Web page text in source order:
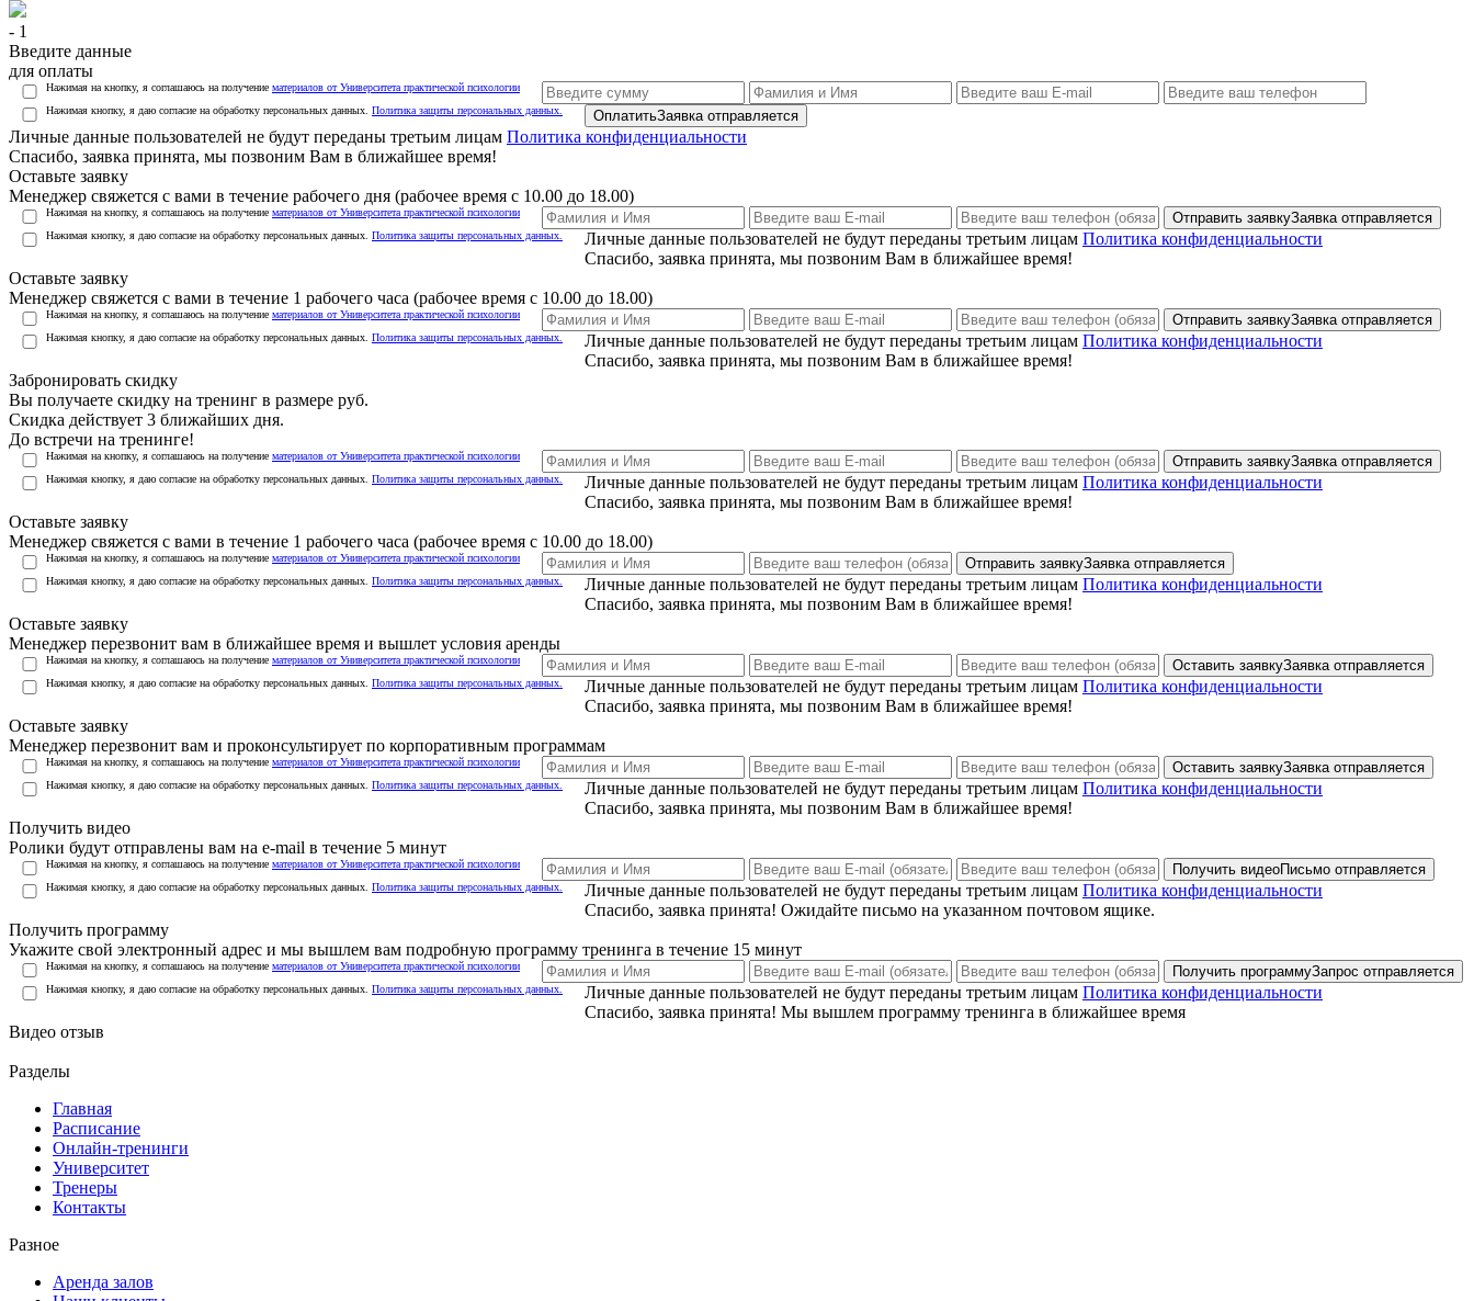
- 1
Введите данные
для оплаты
Нажимая на кнопку, я соглашаюсь на получение материалов от Университета практической психологии
Нажимая кнопку, я даю согласие на обработку персональных данных. Политика защиты персональных данных. ОплатитьЗаявка отправляется
Личные данные пользователей не будут переданы третьим лицам Политика конфиденциальности
Спасибо, заявка принята, мы позвоним Вам в ближайшее время!
Оставьте заявку
Менеджер свяжется с вами в течение рабочего дня (рабочее время с 10.00 до 18.00)
Нажимая на кнопку, я соглашаюсь на получение материалов от Университета практической психологии
Нажимая кнопку, я даю согласие на обработку персональных данных. Политика защиты персональных данных.
Отправить заявкуЗаявка отправляется
Личные данные пользователей не будут переданы третьим лицам Политика конфиденциальности
Спасибо, заявка принята, мы позвоним Вам в ближайшее время!
Оставьте заявку
Менеджер свяжется с вами в течение 1 рабочего часа (рабочее время с 10.00 до 18.00)
Нажимая на кнопку, я соглашаюсь на получение материалов от Университета практической психологии
Нажимая кнопку, я даю согласие на обработку персональных данных. Политика защиты персональных данных.
Отправить заявкуЗаявка отправляется
Личные данные пользователей не будут переданы третьим лицам Политика конфиденциальности
Спасибо, заявка принята, мы позвоним Вам в ближайшее время!
Забронировать скидку
Вы получаете скидку на тренинг в размере руб.
Скидка действует 3 ближайших дня.
До встречи на тренинге!
Нажимая на кнопку, я соглашаюсь на получение материалов от Университета практической психологии
Нажимая кнопку, я даю согласие на обработку персональных данных. Политика защиты персональных данных.
Отправить заявкуЗаявка отправляется
Личные данные пользователей не будут переданы третьим лицам Политика конфиденциальности
Спасибо, заявка принята, мы позвоним Вам в ближайшее время!
Оставьте заявку
Менеджер свяжется с вами в течение 1 рабочего часа (рабочее время с 10.00 до 18.00)
Нажимая на кнопку, я соглашаюсь на получение материалов от Университета практической психологии
Нажимая кнопку, я даю согласие на обработку персональных данных. Политика защиты персональных данных.
Отправить заявкуЗаявка отправляется
Личные данные пользователей не будут переданы третьим лицам Политика конфиденциальности
Спасибо, заявка принята, мы позвоним Вам в ближайшее время!
Оставьте заявку
Менеджер перезвонит вам в ближайшее время и вышлет условия аренды
Нажимая на кнопку, я соглашаюсь на получение материалов от Университета практической психологии
Нажимая кнопку, я даю согласие на обработку персональных данных. Политика защиты персональных данных.
Оставить заявкуЗаявка отправляется
Личные данные пользователей не будут переданы третьим лицам Политика конфиденциальности
Спасибо, заявка принята, мы позвоним Вам в ближайшее время!
Оставьте заявку
Менеджер перезвонит вам и проконсультирует по корпоративным программам
Нажимая на кнопку, я соглашаюсь на получение материалов от Университета практической психологии
Нажимая кнопку, я даю согласие на обработку персональных данных. Политика защиты персональных данных.
Оставить заявкуЗаявка отправляется
Личные данные пользователей не будут переданы третьим лицам Политика конфиденциальности
Спасибо, заявка принята, мы позвоним Вам в ближайшее время!
Получить видео
Ролики будут отправлены вам на e-mail в течение 5 минут
Нажимая на кнопку, я соглашаюсь на получение материалов от Университета практической психологии
Нажимая кнопку, я даю согласие на обработку персональных данных. Политика защиты персональных данных.
Получить видеоПисьмо отправляется
Личные данные пользователей не будут переданы третьим лицам Политика конфиденциальности
Спасибо, заявка принята! Ожидайте письмо на указанном почтовом ящике.
Получить программу
Укажите свой электронный адрес и мы вышлем вам подробную программу тренинга в течение 15 минут
Нажимая на кнопку, я соглашаюсь на получение материалов от Университета практической психологии
Нажимая кнопку, я даю согласие на обработку персональных данных. Политика защиты персональных данных.
Получить программуЗапрос отправляется
Личные данные пользователей не будут переданы третьим лицам Политика конфиденциальности
Спасибо, заявка принята! Мы вышлем программу тренинга в ближайшее время
Видео отзыв
Разделы
Главная
Расписание
Онлайн-тренинги
Университет
Тренеры
Контакты
Разное
Аренда залов